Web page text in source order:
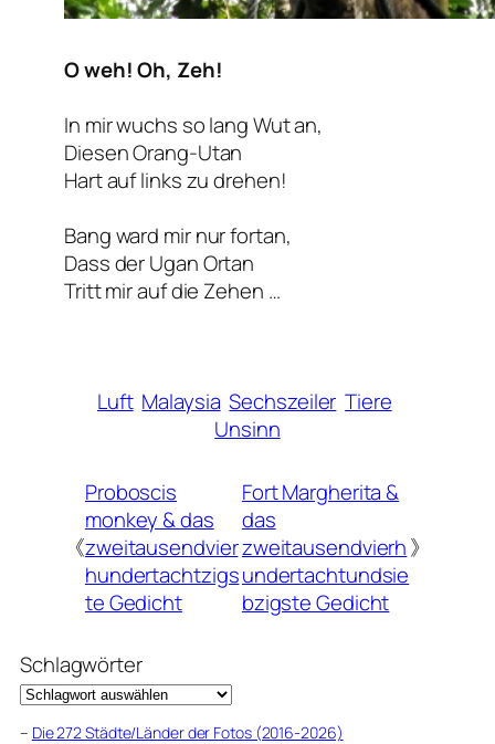
O weh! Oh, Zeh!
In mir wuchs so lang Wut an,
Diesen Orang-Utan
Hart auf links zu drehen!
Bang ward mir nur fortan,
Dass der Ugan Ortan
Tritt mir auf die Zehen …
Luft Malaysia Sechszeiler Tiere
Unsinn
《
Proboscis
monkey & das
zweitausendvier
hundertachtzigs
te Gedicht
Fort Margherita &
das
zweitausendvierh
undertachtundsie
bzigste Gedicht
》
Schlagwörter
– Die 272 Städte/Länder der Fotos (2016-2026)